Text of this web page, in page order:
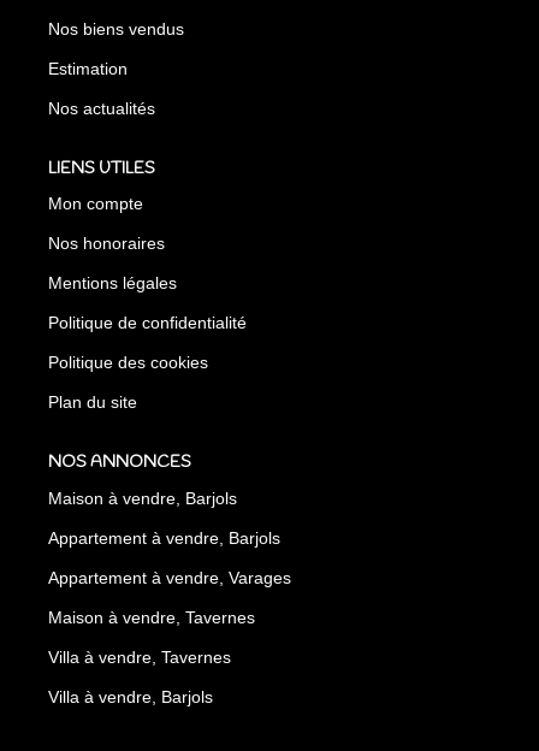
Nos biens vendus
Estimation
Nos actualités
LIENS UTILES
Mon compte
Nos honoraires
Mentions légales
Politique de confidentialité
Politique des cookies
Plan du site
NOS ANNONCES
Maison à vendre, Barjols
Appartement à vendre, Barjols
Appartement à vendre, Varages
Maison à vendre, Tavernes
Villa à vendre, Tavernes
Villa à vendre, Barjols